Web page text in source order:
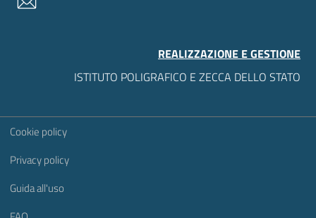
REALIZZAZIONE E GESTIONE
ISTITUTO POLIGRAFICO E ZECCA DELLO STATO
Sezione Link Utili
Cookie policy
Privacy policy
Guida all'uso